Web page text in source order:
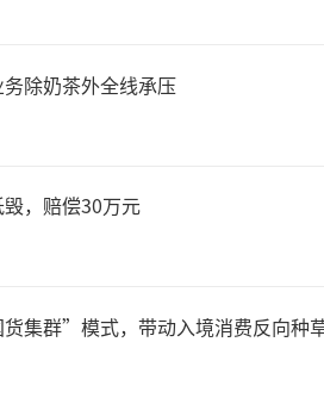
除奶茶外全线承压
，赔偿30万元
集群”模式，带动入境消费反向种